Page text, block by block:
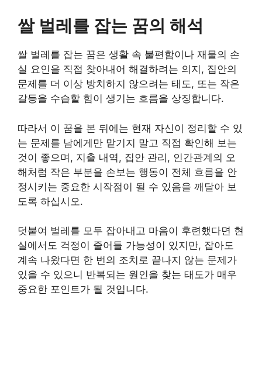
쌀 벌레를 잡는 꿈의 해석
쌀 벌레를 잡는 꿈은 생활 속 불편함이나 재물의 손
실 요인을 직접 찾아내어 해결하려는 의지, 집안의
문제를 더 이상 방치하지 않으려는 태도, 또는 작은
갈등을 수습할 힘이 생기는 흐름을 상징합니다.
따라서 이 꿈을 본 뒤에는 현재 자신이 정리할 수 있
는 문제를 남에게만 맡기지 말고 직접 확인해 보는
것이 좋으며, 지출 내역, 집안 관리, 인간관계의 오
해처럼 작은 부분을 손보는 행동이 전체 흐름을 안
정시키는 중요한 시작점이 될 수 있음을 깨달아 보
도록 하십시오.
덧붙여 벌레를 모두 잡아내고 마음이 후련했다면 현
실에서도 걱정이 줄어들 가능성이 있지만, 잡아도
계속 나왔다면 한 번의 조치로 끝나지 않는 문제가
있을 수 있으니 반복되는 원인을 찾는 태도가 매우
중요한 포인트가 될 것입니다.